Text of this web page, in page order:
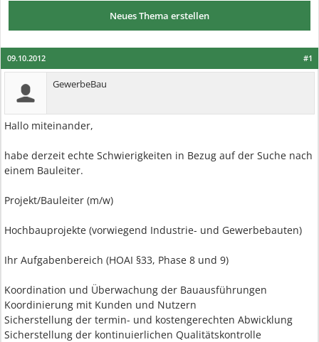
Neues Thema erstellen
#1
09.10.2012
GewerbeBau
Hallo miteinander,
habe derzeit echte Schwierigkeiten in Bezug auf der Suche nach
einem Bauleiter.
Projekt/Bauleiter (m/w)
Hochbauprojekte (vorwiegend Industrie- und Gewerbebauten)
Ihr Aufgabenbereich (HOAI §33, Phase 8 und 9)
Koordination und Überwachung der Bauausführungen
Koordinierung mit Kunden und Nutzern
Sicherstellung der termin- und kostengerechten Abwicklung
Sicherstellung der kontinuierlichen Qualitätskontrolle